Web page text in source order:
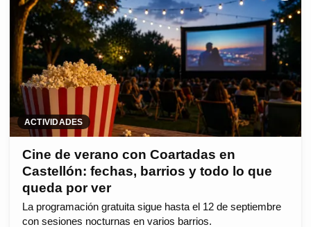
ACTIVIDADES
Cine de verano con Coartadas en
Castellón: fechas, barrios y todo lo que
queda por ver
La programación gratuita sigue hasta el 12 de septiembre
con sesiones nocturnas en varios barrios.